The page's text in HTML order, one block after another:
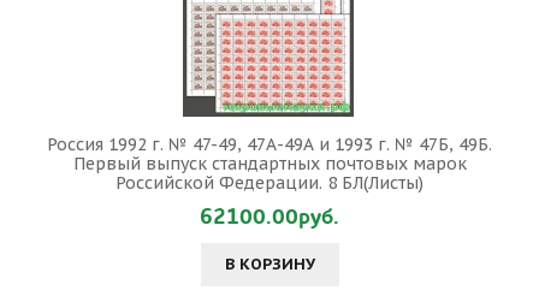
Россия 1992 г. № 47-49, 47А-49А и 1993 г. № 47Б, 49Б.
Первый выпуск стандартных почтовых марок
Российской Федерации. 8 БЛ(Листы)
62100.00руб.
В КОРЗИНУ